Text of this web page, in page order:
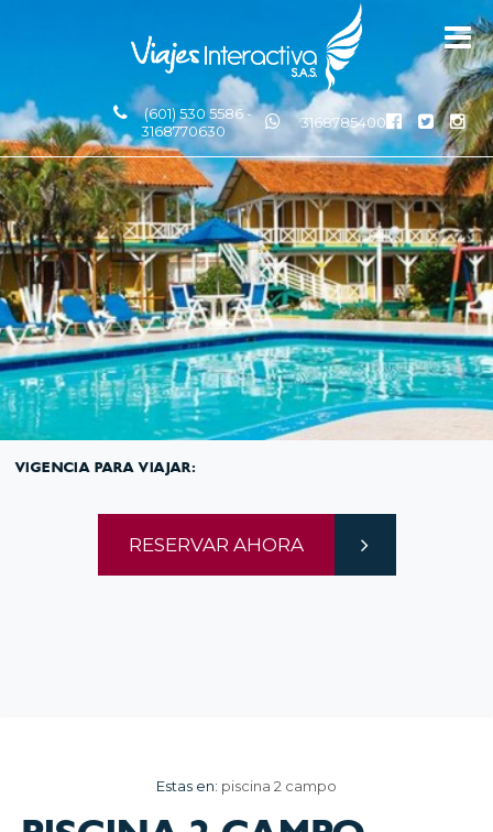
(601) 530 5586 -
3168770630
3168785400
Estas en: piscina 2 campo
VIGENCIA PARA VIAJAR:
RESERVAR AHORA